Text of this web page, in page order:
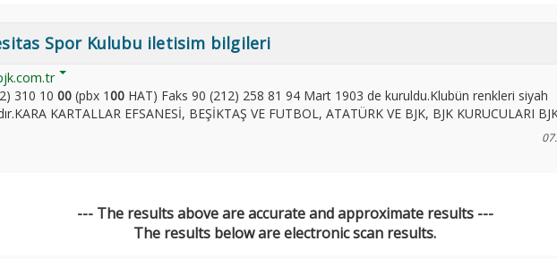
Spor Kulubu iletisim bilgileri
310 10 00 (pbx 100 HAT) Faks 90 (212) 258 81 94 Mart 1903 de kuruldu.Klubün renkleri siyah
KARTALLAR EFSANESİ, BEŞİKTAŞ VE FUTBOL, ATATÜRK VE BJK, BJK KURUCULARI
--- The results above are accurate and approximate results ---
The results below are electronic scan results.